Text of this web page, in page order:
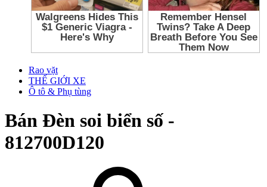
Rao vặt
THẾ GIỚI XE
Ô tô & Phụ tùng
Bán Đèn soi biển số -
812700D120